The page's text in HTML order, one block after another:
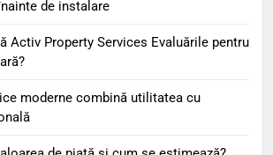
de instalare
Activ Property Services Evaluările pentru
moderne combină utilitatea cu